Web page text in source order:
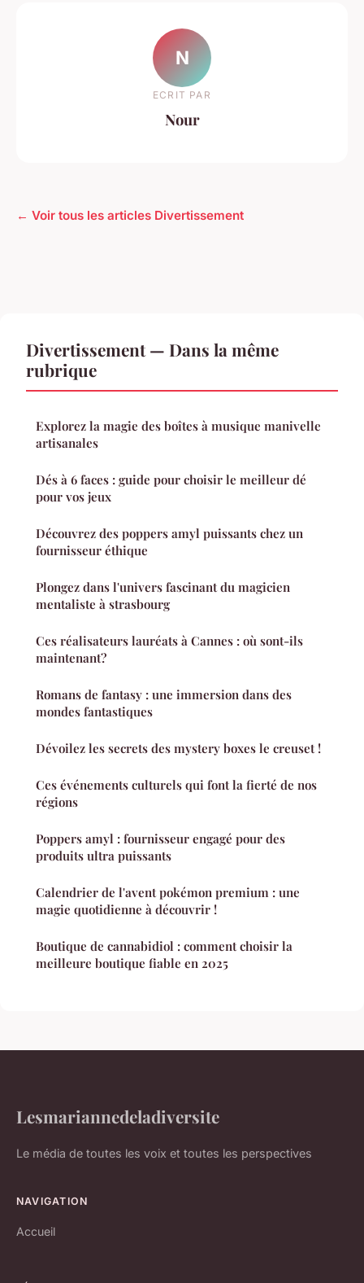
N
ECRIT PAR
Nour
← Voir tous les articles Divertissement
Divertissement — Dans la même
rubrique
Explorez la magie des boîtes à musique manivelle
artisanales
Dés à 6 faces : guide pour choisir le meilleur dé
pour vos jeux
Découvrez des poppers amyl puissants chez un
fournisseur éthique
Plongez dans l'univers fascinant du magicien
mentaliste à strasbourg
Ces réalisateurs lauréats à Cannes : où sont-ils
maintenant?
Romans de fantasy : une immersion dans des
mondes fantastiques
Dévoilez les secrets des mystery boxes le creuset !
Ces événements culturels qui font la fierté de nos
régions
Poppers amyl : fournisseur engagé pour des
produits ultra puissants
Calendrier de l'avent pokémon premium : une
magie quotidienne à découvrir !
Boutique de cannabidiol : comment choisir la
meilleure boutique fiable en 2025
Lesmariannedeladiversite
Le média de toutes les voix et toutes les perspectives
NAVIGATION
Accueil